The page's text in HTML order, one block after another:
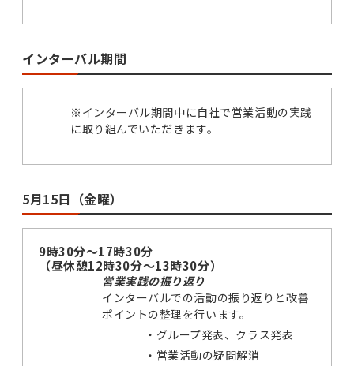
インターバル期間
※インターバル期間中に自社で営業活動の実践
に取り組んでいただきます。
5月15日（金曜）
9時30分～17時30分
（昼休憩12時30分～13時30分）
営業実践の振り返り
インターバルでの活動の振り返りと改善
ポイントの整理を行います。
・ グループ発表、クラス発表
・ 営業活動の疑問解消